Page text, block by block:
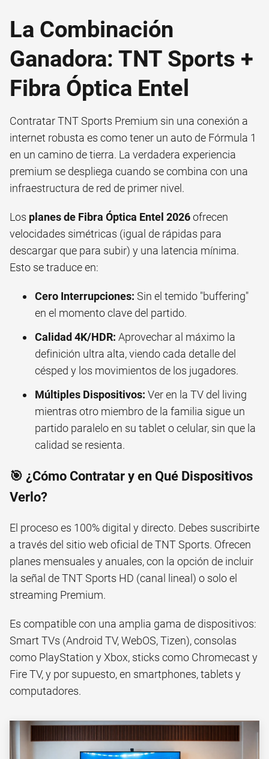
La Combinación
Ganadora: TNT Sports +
Fibra Óptica Entel
Contratar TNT Sports Premium sin una conexión a
internet robusta es como tener un auto de Fórmula 1
en un camino de tierra. La verdadera experiencia
premium se despliega cuando se combina con una
infraestructura de red de primer nivel.
Los planes de Fibra Óptica Entel 2026ofrecen
velocidades simétricas (igual de rápidas para
descargar que para subir) y una latencia mínima.
Esto se traduce en:
Cero Interrupciones: Sin el temido "buffering"
en el momento clave del partido.
Calidad 4K/HDR: Aprovechar al máximo la
definición ultra alta, viendo cada detalle del
césped y los movimientos de los jugadores.
Múltiples Dispositivos: Ver en la TV del living
mientras otro miembro de la familia sigue un
partido paralelo en su tablet o celular, sin que la
calidad se resienta.
🎯 ¿Cómo Contratar y en Qué Dispositivos
Verlo?
El proceso es 100% digital y directo. Debes suscribirte
a través del sitio web oficial de TNT Sports. Ofrecen
planes mensuales y anuales, con la opción de incluir
la señal de TNT Sports HD (canal lineal) o solo el
streaming Premium.
Es compatible con una amplia gama de dispositivos:
Smart TVs (Android TV, WebOS, Tizen), consolas
como PlayStation y Xbox, sticks como Chromecast y
Fire TV, y por supuesto, en smartphones, tablets y
computadores.